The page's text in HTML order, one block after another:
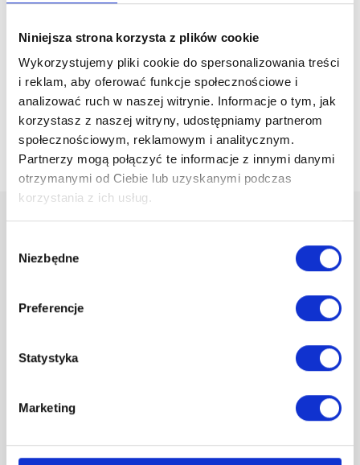
Niniejsza strona korzysta z plików cookie
Wykorzystujemy pliki cookie do spersonalizowania treści
i reklam, aby oferować funkcje społecznościowe i
analizować ruch w naszej witrynie. Informacje o tym, jak
korzystasz z naszej witryny, udostępniamy partnerom
społecznościowym, reklamowym i analitycznym.
Partnerzy mogą połączyć te informacje z innymi danymi
otrzymanymi od Ciebie lub uzyskanymi podczas
korzystania z ich usług.
zgody
Niezbędne
Preferencje
Statystyka
Marketing